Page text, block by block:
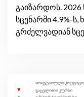
გაიზარდოს.
სცენარში 4.9%-
გრძელვადიან